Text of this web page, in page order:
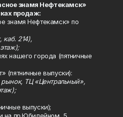
знамя Нефтекамск»
продаж:
знамя Нефтекамск» по
каб. 214),
нашего города (пятничные
(пятничные выпуски):
ТЦ «Центральный»,
выпуски);